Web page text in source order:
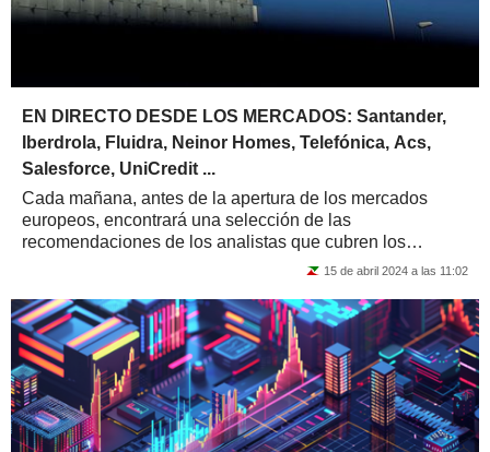
EN DIRECTO DESDE LOS MERCADOS: Santander,
Iberdrola, Fluidra, Neinor Homes, Telefónica, Acs,
Salesforce, UniCredit ...
Cada mañana, antes de la apertura de los mercados
europeos, encontrará una selección de las
recomendaciones de los analistas que cubren los
principales mercados del Viejo Continente. La lista sólo...
15 de abril 2024 a las 11:02